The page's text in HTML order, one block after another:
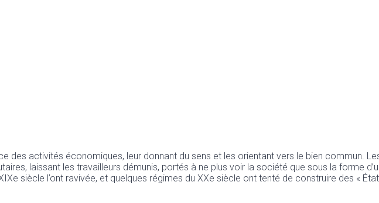
des activités économiques, leur donnant du sens et les orientant vers le bien commun.
laissant les travailleurs démunis, portés à ne plus voir la société que sous la forme
e siècle l’ont ravivée, et quelques régimes du XXe siècle ont tenté de construire des «